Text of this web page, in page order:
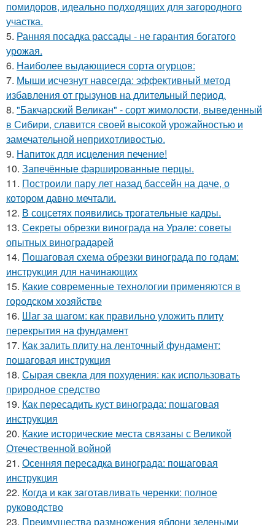
помидоров, идеально подходящих для загородного
участка.
5. Ранняя посадка рассады - не гарантия богатого
урожая.
6. Наиболее выдающиеся сорта огурцов:
7. Мыши исчезнут навсегда: эффективный метод
избавления от грызунов на длительный период.
8. "Бакчарский Великан" - сорт жимолости, выведенный
в Сибири, славится своей высокой урожайностью и
замечательной неприхотливостью.
9. Напиток для исцеления печение!
10. Запечённые фаршированные перцы.
11. Построили пару лет назад бассейн на даче, о
котором давно мечтали.
12. В соцсетях появились трогательные кадры.
13. Секреты обрезки винограда на Урале: советы
опытных виноградарей
14. Пошаговая схема обрезки винограда по годам:
инструкция для начинающих
15. Какие современные технологии применяются в
городском хозяйстве
16. Шаг за шагом: как правильно уложить плиту
перекрытия на фундамент
17. Как залить плиту на ленточный фундамент:
пошаговая инструкция
18. Сырая свекла для похудения: как использовать
природное средство
19. Как пересадить куст винограда: пошаговая
инструкция
20. Какие исторические места связаны с Великой
Отечественной войной
21. Осенняя пересадка винограда: пошаговая
инструкция
22. Когда и как заготавливать черенки: полное
руководство
23. Преимущества размножения яблони зелеными